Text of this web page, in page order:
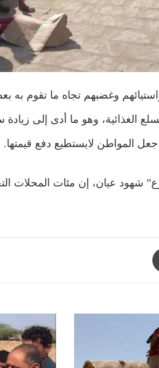
وغضبهم تجاه ما تقوم به
الغذائية، وهو ما أدى إلى
المواطن لايستطيع دفع قيمتها.
شهود عيان، إن مئات المحلات
طارق
صالح
يزور